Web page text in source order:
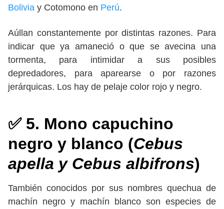
Bolivia y Cotomono en Perú.
Aúllan constantemente por distintas razones. Para
indicar que ya amaneció o que se avecina una
tormenta, para intimidar a sus posibles
depredadores, para aparearse o por razones
jerárquicas. Los hay de pelaje color rojo y negro.
✅ 5. Mono capuchino
negro y blanco (Cebus
apella y Cebus albifrons)
También conocidos por sus nombres quechua de
machín negro y machín blanco son especies de